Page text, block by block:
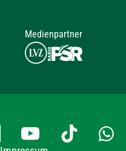
Medienpartner